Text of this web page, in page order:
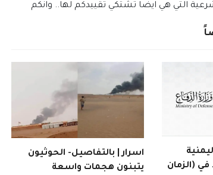
التي هي ايضا تشتكي تقييدكم لها.. وانكم
في (الزمان
اسرار | بالتفاصيل- الحوثيون
يتبنون هجمات واسعة